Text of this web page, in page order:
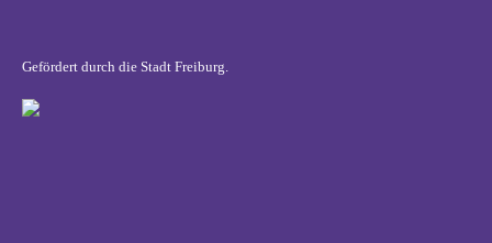
Gefördert durch die Stadt Freiburg.